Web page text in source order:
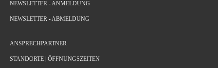
NEWSLETTER - ANMELDUNG
NEWSLETTER - ABMELDUNG
ANSPRECHPARTNER
STANDORTE | ÖFFNUNGSZEITEN